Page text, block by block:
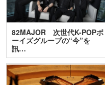
82MAJOR 次世代K-POPボ
ーイズグループの“今”を
訊…